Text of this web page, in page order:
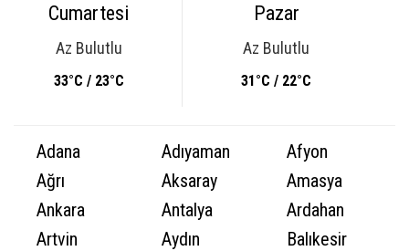
Cumartesi
Az Bulutlu
33°C / 23°C
Pazar
Az Bulutlu
31°C / 22°C
Adana Adıyaman
Afyon
Ağrı
Aksaray
Amasya
Ankara
Antalya
Ardahan
Artvin
Aydın
Balıkesir